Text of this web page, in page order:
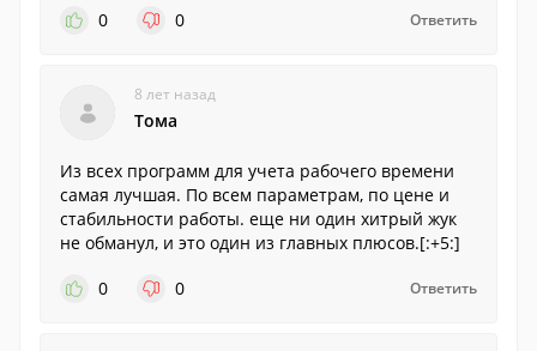
0
0 Ответить
8 лет назад
Тома
Из всех программ для учета рабочего времени
самая лучшая. По всем параметрам, по цене и
стабильности работы. еще ни один хитрый жук
не обманул, и это один из главных плюсов.[:+5:]
0
0 Ответить